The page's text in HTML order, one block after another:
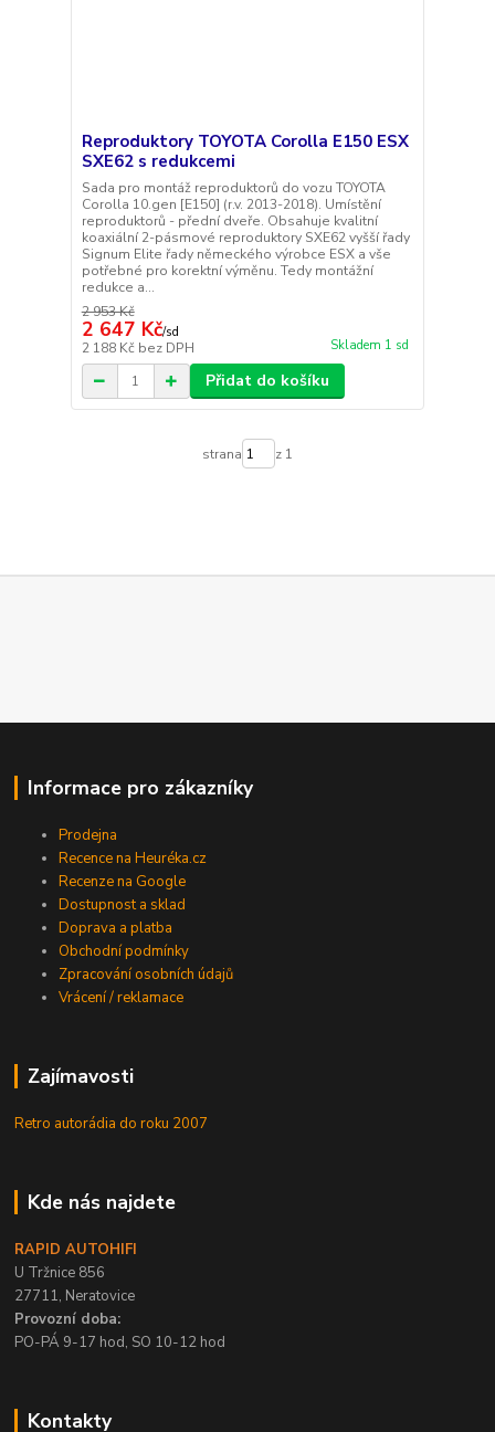
Reproduktory TOYOTA Corolla E150 ESX
SXE62 s redukcemi
Sada pro montáž reproduktorů do vozu TOYOTA
Corolla 10.gen [E150] (r.v. 2013-2018). Umístění
reproduktorů - přední dveře. Obsahuje kvalitní
koaxiální 2-pásmové reproduktory SXE62 vyšší řady
Signum Elite řady německého výrobce ESX a vše
potřebné pro korektní výměnu. Tedy montážní
redukce a...
2 953 Kč
2 647 Kč/sd
2 188 Kč bez DPH Skladem 1 sd
Přidat do košíku
strana z 1
Informace pro zákazníky
Prodejna
Recence na Heuréka.cz
Recenze na Google
Dostupnost a sklad
Doprava a platba
Obchodní podmínky
Zpracování osobních údajů
Vrácení / reklamace
Zajímavosti
Retro autorádia do roku 2007
Kde nás najdete
RAPID AUTOHIFI
U Tržnice 856
27711, Neratovice
Provozní doba:
PO-PÁ 9-17 hod, SO 10-12 hod
Kontakty